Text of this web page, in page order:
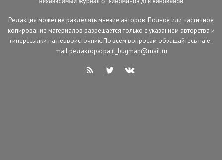
Редакция может не разделять мнение авторов. Полное или частичное
копирование материалов разрешается только с указанием авторства и
гиперссылки на первоисточник. По всем вопросам обращайтесь на e-
mail редактора: paul_bugman@mail.ru